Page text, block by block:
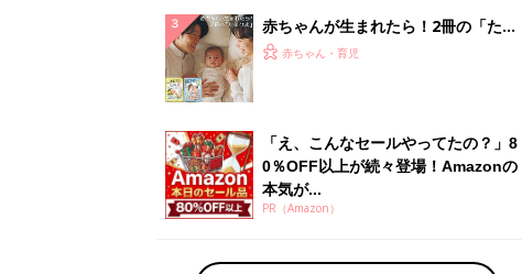
赤ちゃんが生まれたら！2冊の「たま
ひよ」
赤ちゃん・育児
「え、こんなセールやってたの？」8
0％OFF以上が続々登場！Amazonの
本気が...
PR（Amazon）